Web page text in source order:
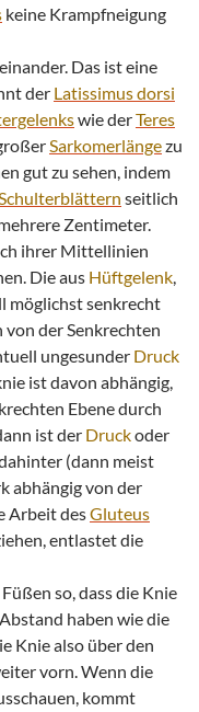
keine Krampfneigung
Das ist eine
der Latissimus dorsi
wie derTeres
Sarkomerlängezu
gut zu sehen, indem
seitlich
Zentimeter.
ihrer Mittellinien
Die aus Hüftgelenk,
möglichst senkrecht
von der Senkrechten
ungesunder Druck
ist davon abhängig,
Ebene durch
ist der Druckoder
(dann meist
abhängig von der
Arbeit desGluteus
entlastet die
so, dass die Knie
haben wie die
Knie also über den
vorn. Wenn die
kommt